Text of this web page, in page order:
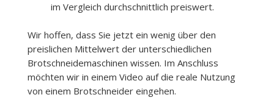
im Vergleich durchschnittlich preiswert.
Wir hoffen, dass Sie jetzt ein wenig über den
preislichen Mittelwert der unterschiedlichen
Brotschneidemaschinen wissen. Im Anschluss
möchten wir in einem Video auf die reale Nutzung
von einem Brotschneider eingehen.